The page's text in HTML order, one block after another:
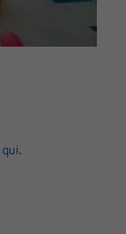
qui.